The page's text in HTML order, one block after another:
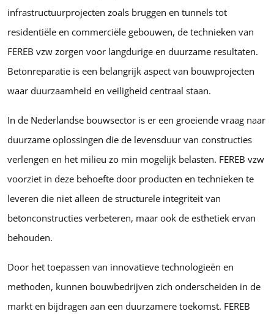
infrastructuurprojecten zoals bruggen en tunnels tot
residentiële en commerciële gebouwen, de technieken van
FEREB vzw zorgen voor langdurige en duurzame resultaten.
Betonreparatie is een belangrijk aspect van bouwprojecten
waar duurzaamheid en veiligheid centraal staan.
In de Nederlandse bouwsector is er een groeiende vraag naar
duurzame oplossingen die de levensduur van constructies
verlengen en het milieu zo min mogelijk belasten. FEREB vzw
voorziet in deze behoefte door producten en technieken te
leveren die niet alleen de structurele integriteit van
betonconstructies verbeteren, maar ook de esthetiek ervan
behouden.
Door het toepassen van innovatieve technologieën en
methoden, kunnen bouwbedrijven zich onderscheiden in de
markt en bijdragen aan een duurzamere toekomst. FEREB